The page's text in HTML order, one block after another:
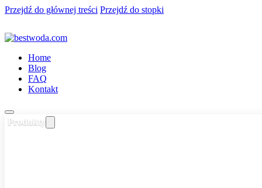
Przejdź do głównej treści Przejdź do stopki
Home
Blog
FAQ
Kontakt
Produkty